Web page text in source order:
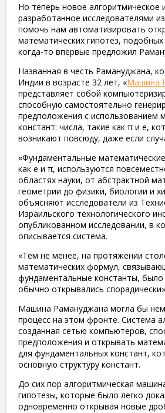
Но теперь новое алгоритмическое
разработанное исследователями
помочь нам автоматизировать
математических гипотез,
когда-то впервые предложил
Названная в честь Рамануджана,
Индии в возрасте 32 лет, «Машина
представляет собой
способную самостоятельно
предположения с использованием
констант: числа, такие как π и e,
возникают повсюду, даже если
«Фундаментальные
как e и π, используются
областях науки, от абстрактной
геометрии до физики, биологии и
объясняют исследователи из
Израильского технологического
опубликованном исследовании, в
описывается система.
«Тем не менее, на протяжении
математических формул,
фундаментальные константы,
обычно открывались
Машина Рамануджана могла бы
процесс на этом фронте. Система
созданная сетью компьютеров,
предположения и открывать
для фундаментальных констант,
основную структуру констант.
До сих пор алгоритмическая
гипотезы, которые было легко
одновременно открывая новые